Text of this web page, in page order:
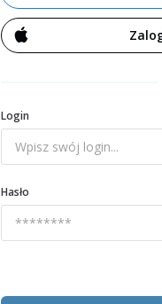
Login
Hasło